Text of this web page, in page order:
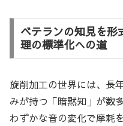
ベテランの知見を形
理の標準化への道
旋削加工の世界には、長
みが持つ「暗黙知」が数
わずかな音の変化で摩耗